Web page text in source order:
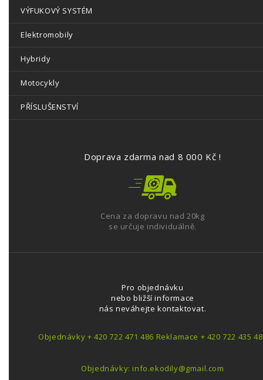
VÝFUKOVÝ SYSTÉM
Elektromobily
Hybridy
Motocykly
PŘÍSLUŠENSTVÍ
Doprava zdarma nad 8 000 Kč !
Cena za dopravu nad 20kg
se určuje individuálně.
Pro objednávku
nebo bližší informace
nás neváhejte kontaktovat.
Objednávky + 420 722 471 486 Reklamace + 420 722 435
Objednávky: info.ekodily@gmail.com